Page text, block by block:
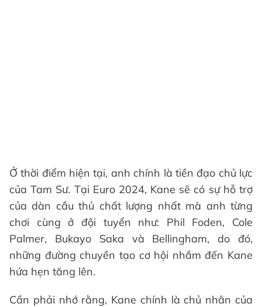
Ở thời điểm hiện tại, anh chính là tiền đạo chủ lực
của Tam Sư. Tại Euro 2024, Kane sẽ có sự hỗ trợ
của dàn cầu thủ chất lượng nhất mà anh từng
chơi cùng ở đội tuyển như: Phil Foden, Cole
Palmer, Bukayo Saka và Bellingham, do đó,
những đường chuyền tạo cơ hội nhắm đến Kane
hứa hẹn tăng lên.
Cần phải nhớ rằng, Kane chính là chủ nhân của